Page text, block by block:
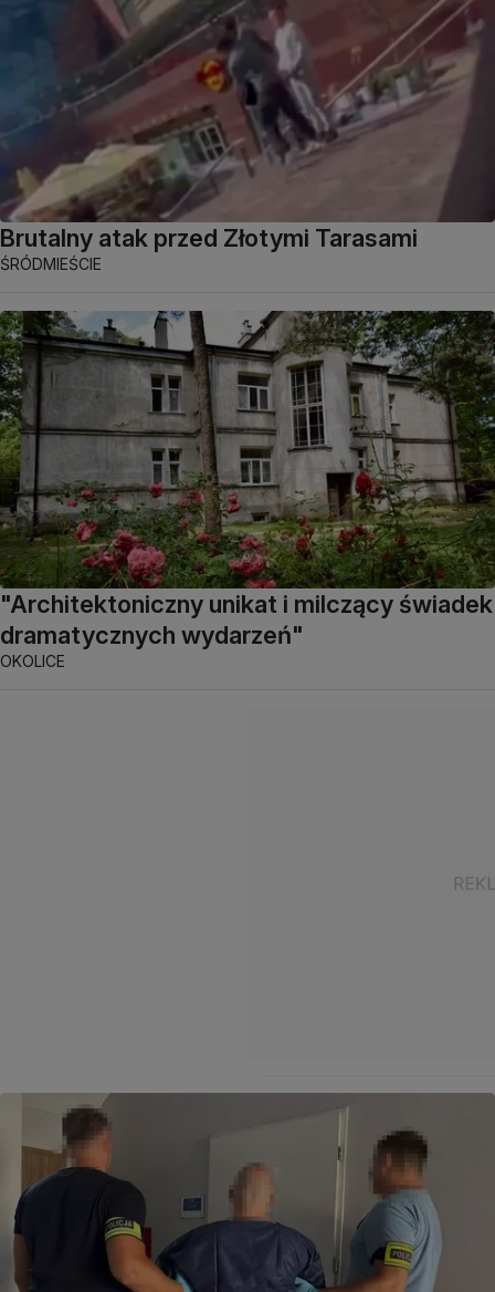
Brutalny atak przed Złotymi Tarasami
ŚRÓDMIEŚCIE
"Architektoniczny unikat i milczący świadek
dramatycznych wydarzeń"
OKOLICE